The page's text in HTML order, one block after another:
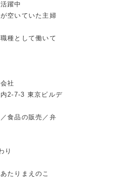
躍中
空いていた主婦
種として働いて
社
2-7-3 東京ビルデ
食品の販売／弁
り
たりまえのこ